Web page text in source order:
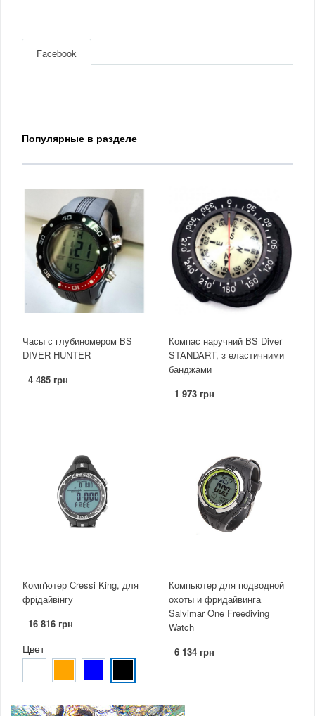
Facebook
Популярные в разделе
Часы с глубиномером BS
DIVER HUNTER
4 485 грн
Компас наручний BS Diver
STANDART, з еластичними
банджами
1 973 грн
Комп'ютер Cressi King, для
фрідайвінгу
16 816 грн
Цвет
Компьютер для подводной
охоты и фридайвинга
Salvimar One Freediving
Watch
6 134 грн